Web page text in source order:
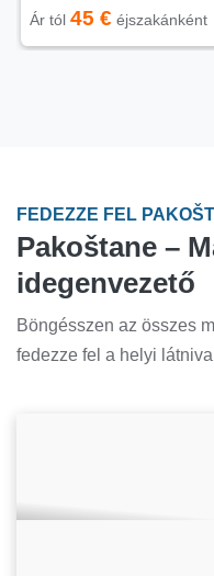
Ár tól30 €éjszakánként
FEDEZZE FEL
Pakoštane –
idegenvezető
Böngésszen az összes
fedezze fel a helyi